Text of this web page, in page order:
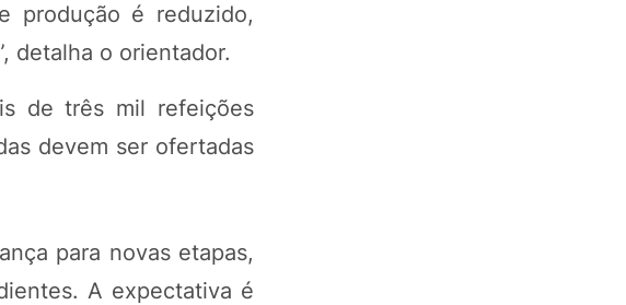
produção é reduzido,
detalha o orientador.
de três mil refeições
devem ser ofertadas
para novas etapas,
A expectativa é